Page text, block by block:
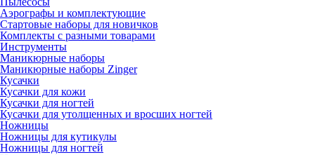
Аэрографы и комплектующие
Стартовые наборы для новичков
Комплекты с разными товарами
Инструменты
Маникюрные наборы
Маникюрные наборы Zinger
Кусачки
Кусачки для кожи
Кусачки для ногтей
Кусачки для утолщенных и вросших ногтей
Ножницы
Ножницы для кутикулы
Ножницы для ногтей